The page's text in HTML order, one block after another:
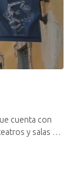
cuenta con
y salas de